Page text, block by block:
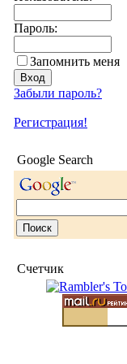
Пароль:
Запомнить меня
Забыли пароль?
Регистрация!
Google Search
Счетчик